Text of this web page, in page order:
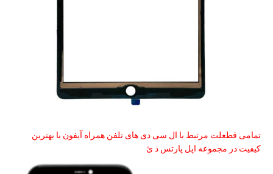
تمامی قطعلت مرتبط با ال سی دی های تلفن همراه آیفون با بهترین
کیفیت در مجموعه اپل پارتس ذ ئ